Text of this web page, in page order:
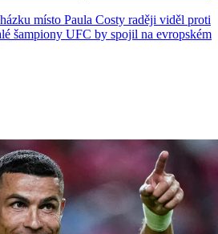
místo Paula Costy raději viděl proti
šampiony UFC by spojil na evropském